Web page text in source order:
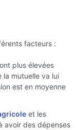
facteurs :
plus élevées
la mutuelle va lui
est en moyenne
et les
avoir des dépenses